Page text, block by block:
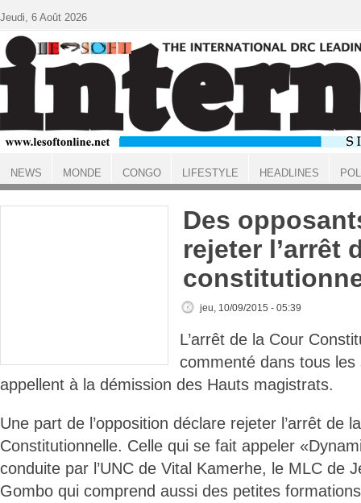
ACCUEIL
Des
rejeter l’arrêt
jeu, 10/09/2015 - 05:39
L’arrêt de la Cour
commenté dans tous
appellent à la démission des Hauts magistrats.
Une part de l’opposition déclare rejeter l’arrêt de
Constitutionnelle. Celle qui se fait appeler
conduite par l’UNC de Vital Kamerhe, le MLC de
Gombo qui comprend aussi des petites
Jeudi, 6 Août 2026
NEWS MONDE CONGO LIFESTYLE HEADLINES